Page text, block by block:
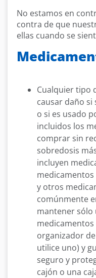
No estamos en
contra de que
ellas cuando se
Cualquier tipo
causar daño si
o si es usado
incluidos los
comprar sin
sobredosis
incluyen
medicamentos
y otros
comúnmente
mantener sólo
organizador
utilice uno) y
seguro y
cajón o una